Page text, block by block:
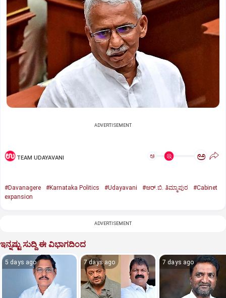
ADVERTISEMENT
TEAM UDAYAVANI ಅ ಅ
#Davanagere #Karnataka Politics #Udayavani #ಆರ್.ಬಿ. ತಿಮ್ಮಾಪುರ
#Cabinet
expansion
ADVERTISEMENT
ಇನ್ನಷ್ಟು ಸುದ್ದಿ ಈ ವಿಭಾಗದಿಂದ
5 days ago 7 days ago 7 days ago